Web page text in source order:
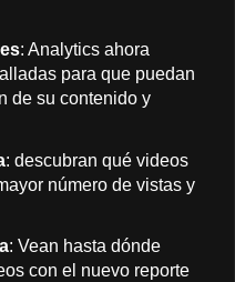
: Analytics ahora
para que puedan
de su contenido y
: descubran qué videos
número de vistas y
: Vean hasta dónde
con el nuevo reporte